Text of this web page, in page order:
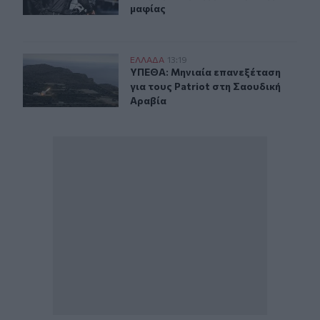
μαφίας
ΥΠΕΘΑ: Μηνιαία επανεξέταση για τους Patriot στη
ΕΛΛAΔΑ 13:19
ΥΠΕΘΑ: Μηνιαία επανεξέταση για
ΥΠΕΘΑ: Μηνιαία επανεξέταση
για τους Patriot στη Σαουδική
Αραβία